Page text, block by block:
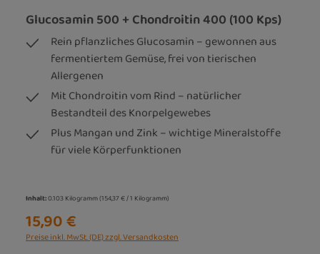
Glucosamin 500 + Chondroitin 400 (100 Kps)
Rein pflanzliches Glucosamin – gewonnen aus
fermentiertem Gemüse, frei von tierischen
Allergenen
Mit Chondroitin vom Rind – natürlicher
Bestandteil des Knorpelgewebes
Plus Mangan und Zink – wichtige Mineralstoffe
für viele Körperfunktionen
Inhalt:0.103 Kilogramm(154,37 € / 1 Kilogramm)
15,90 €
Preise inkl. MwSt. (DE) zzgl. Versandkosten